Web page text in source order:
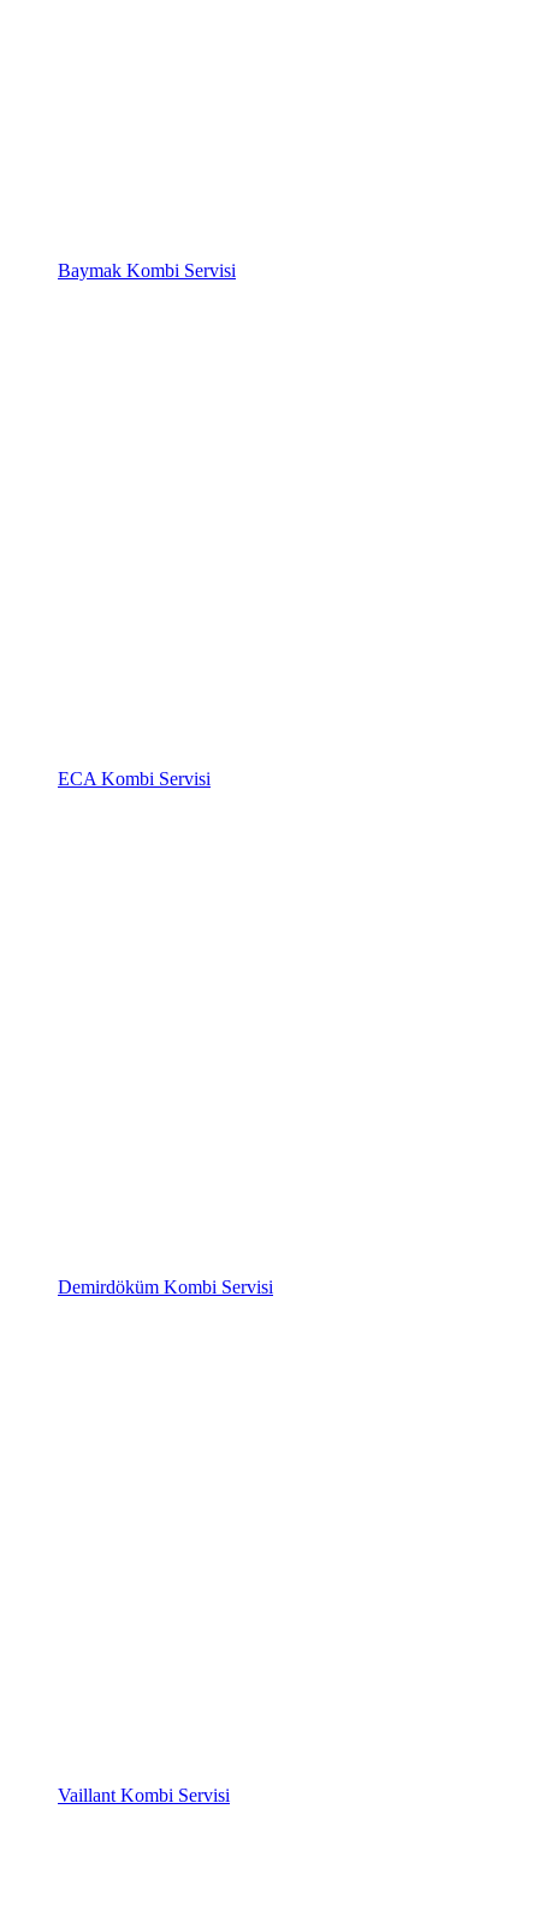
Baymak Kombi Servisi
ECA Kombi Servisi
Demirdöküm Kombi Servisi
Vaillant Kombi Servisi